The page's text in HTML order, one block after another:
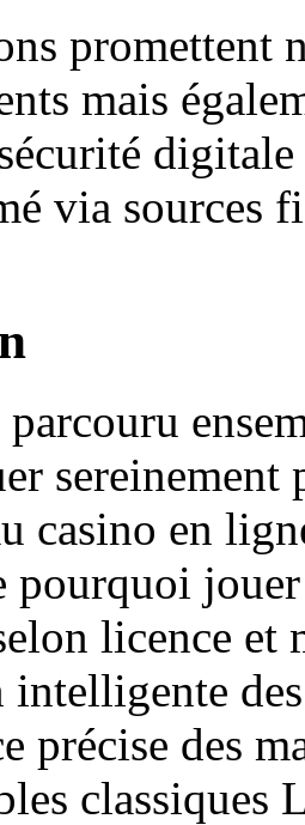
promettent
mais
via sources
sereinement
casino en
pourquoi
licence et
des
précise des
classiques